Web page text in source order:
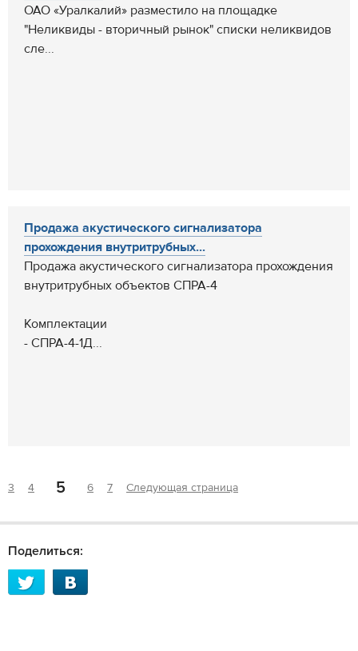
ОАО «Уралкалий» разместило на площадке
"Неликвиды - вторичный рынок" списки неликвидов
сле...
Продажа акустического сигнализатора
прохождения внутритрубных...
Продажа акустического сигнализатора прохождения
внутритрубных объектов СПРА-4
Комплектации
- СПРА-4-1Д...
3 4 5 6 7 Следующая страница
Поделиться: